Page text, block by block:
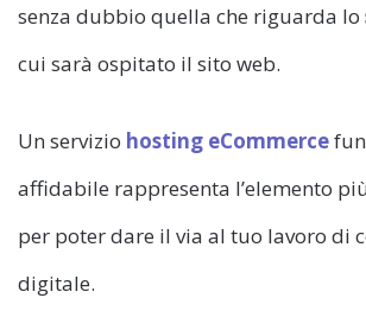
senza dubbio quella che riguarda lo
cui sarà ospitato il sito web.
Un servizio hosting eCommerce
affidabile rappresenta l’elemento
per poter dare il via al tuo lavoro di
digitale.